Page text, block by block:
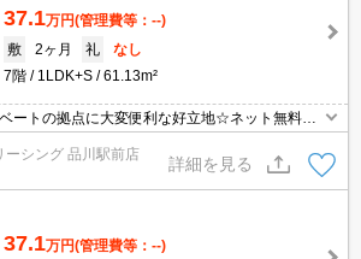
37.1万円(管理費等：--)
敷
2ヶ月 礼
なし
7階
1LDK+S 61.13m²
ートの拠点に大変便利な好立地☆ネット無料な
せ物件のほかにもネット非掲載や空き予定など
介いたします。お気軽にお問い合わせください
ーシング 品川駅前店
詳細を見る
37.1万円(管理費等：--)